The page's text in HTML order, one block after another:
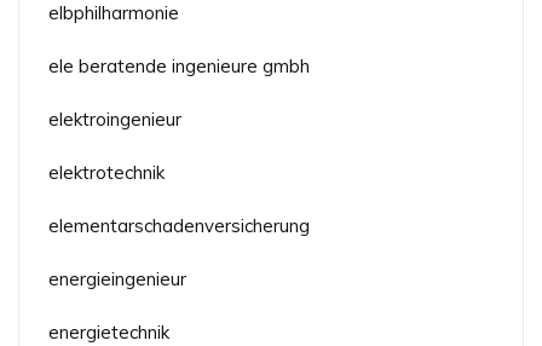
elbphilharmonie
ele beratende ingenieure gmbh
elektroingenieur
elektrotechnik
elementarschadenversicherung
energieingenieur
energietechnik